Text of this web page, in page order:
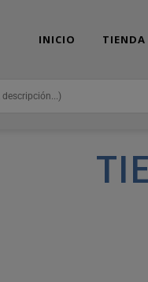
INICIO TIENDA